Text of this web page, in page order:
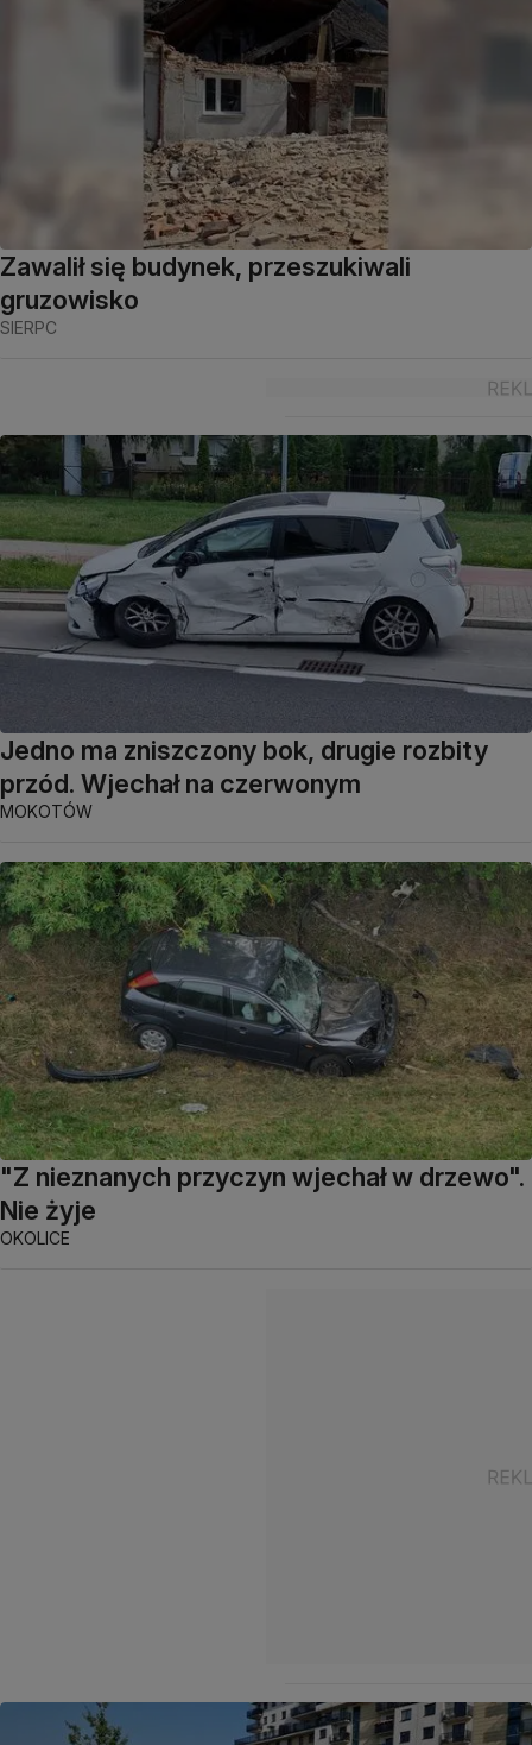
Zawalił się budynek, przeszukiwali
gruzowisko
SIERPC
Jedno ma zniszczony bok, drugie rozbity
przód. Wjechał na czerwonym
MOKOTÓW
"Z nieznanych przyczyn wjechał w drzewo".
Nie żyje
OKOLICE